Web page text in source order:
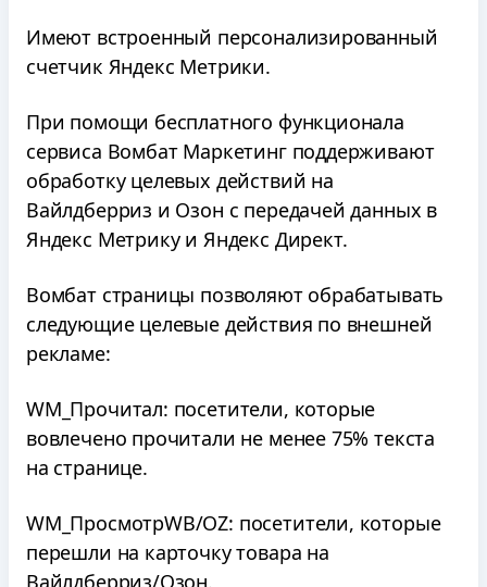
Имеют встроенный персонализированный
счетчик Яндекс Метрики.
При помощи бесплатного функционала
сервиса Вомбат Маркетинг поддерживают
обработку целевых действий на
Вайлдберриз и Озон с передачей данных в
Яндекс Метрику и Яндекс Директ.
Вомбат страницы позволяют обрабатывать
следующие целевые действия по внешней
рекламе:
WM_Прочитал: посетители, которые
вовлечено прочитали не менее 75% текста
на странице.
WM_ПросмотрWB/OZ: посетители, которые
перешли на карточку товара на
Вайлдберриз/Озон.